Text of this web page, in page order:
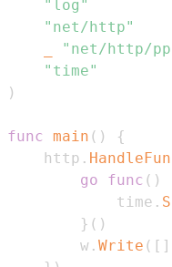
"log"
"net/http"
"net/http/
"time"
)
func main ( )
{
	http
.
go
func ( )
			time
.
} ( )
		w
. Write ( [ ]